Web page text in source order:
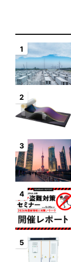
1
2
3
4
5